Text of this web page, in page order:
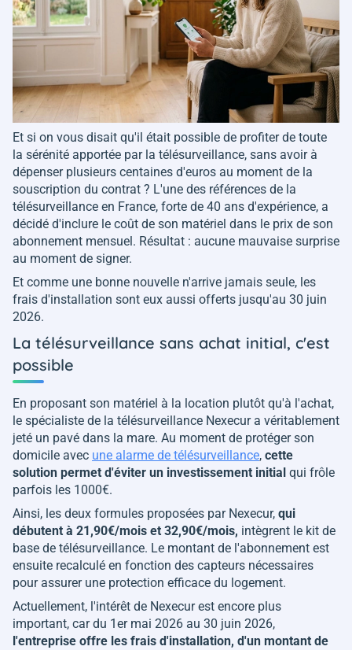
Et si on vous disait qu'il était possible de profiter de toute
la sérénité apportée par la télésurveillance, sans avoir à
dépenser plusieurs centaines d'euros au moment de la
souscription du contrat ? L'une des références de la
télésurveillance en France, forte de 40 ans d'expérience, a
décidé d'inclure le coût de son matériel dans le prix de son
abonnement mensuel. Résultat : aucune mauvaise surprise
au moment de signer.
Et comme une bonne nouvelle n'arrive jamais seule, les
frais d'installation sont eux aussi offerts jusqu'au 30 juin
2026.
La télésurveillance sans achat initial, c'est
possible
En proposant son matériel à la location plutôt qu'à l'achat,
le spécialiste de la télésurveillance Nexecur a véritablement
jeté un pavé dans la mare. Au moment de protéger son
domicile avec une alarme de télésurveillance, cette
solution permet d'éviter un investissement initial qui frôle
parfois les 1000€.
Ainsi, les deux formules proposées par Nexecur, qui
débutent à 21,90€/mois et 32,90€/mois, intègrent le kit de
base de télésurveillance. Le montant de l'abonnement est
ensuite recalculé en fonction des capteurs nécessaires
pour assurer une protection efficace du logement.
Actuellement, l'intérêt de Nexecur est encore plus
important, car du 1er mai 2026 au 30 juin 2026,
l'entreprise offre les frais d'installation, d'un montant de